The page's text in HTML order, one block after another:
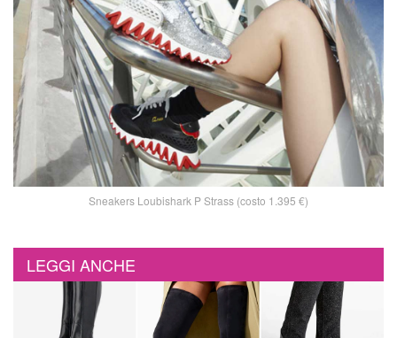
Sneakers Loubishark P Strass (costo 1.395 €)
LEGGI ANCHE